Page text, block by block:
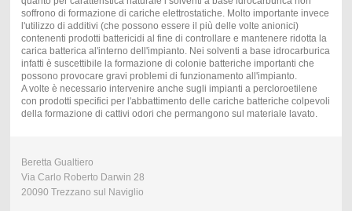
soffrono di formazione di cariche elettrostatiche. Molto importante invece
l'utilizzo di additivi (che possono essere il più delle volte anionici)
contenenti prodotti battericidi al fine di controllare e mantenere ridotta la
carica batterica al'interno dell'impianto. Nei solventi a base idrocarburica
infatti è suscettibile la formazione di colonie batteriche importanti che
possono provocare gravi problemi di funzionamento all'impianto.
A volte è necessario intervenire anche sugli impianti a percloroetilene
con prodotti specifici per l'abbattimento delle cariche batteriche colpevoli
della formazione di cattivi odori che permangono sul materiale lavato.
Beretta Gualtiero
Via Carlo Roberto Darwin 28
20090 Trezzano sul Naviglio